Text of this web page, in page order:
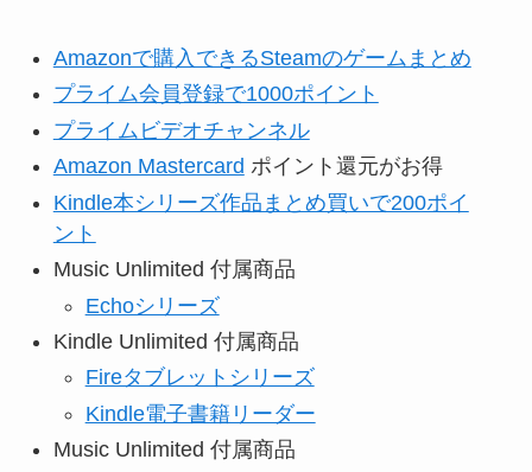
Amazonで購入できるSteamのゲームまとめ
プライム会員登録で1000ポイント
プライムビデオチャンネル
Amazon Mastercard ポイント還元がお得
Kindle本シリーズ作品まとめ買いで200ポイ
ント
Music Unlimited 付属商品
Echoシリーズ
Kindle Unlimited 付属商品
Fireタブレットシリーズ
Kindle電子書籍リーダー
Music Unlimited 付属商品